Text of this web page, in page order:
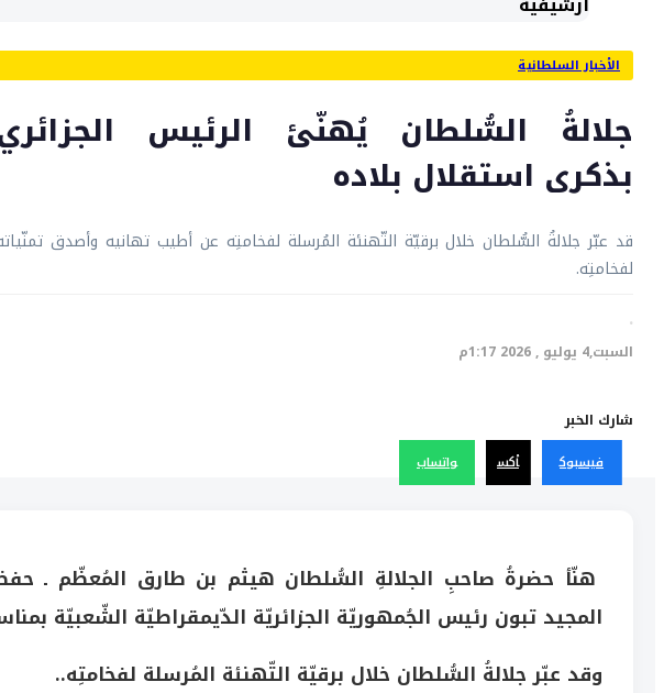
الأخبار السلطانية
جلالةُ السُّلطان يُهنّئ الرئيس
بذكرى استقلال بلاده
قد عبّر جلالةُ السُّلطان خلال برقيّة التّهنئة المُرسلة لفخامتِه عن أطيب تهانيه وأصدق
لفخامتِه.
·
السبت,4 يوليو , 2026 1:17م
شارك الخبر
فيسبوك أكس واتساب
هنّأ حضرةُ صاحبِ الجلالةِ السُّلطان هيثم بن طارق المُعظّم ـ
المجيد تبون رئيس الجُمهوريّة الجزائريّة الدّيمقراطيّة الشّعبيّة
وقد عبّر جلالةُ السُّلطان خلال برقيّة التّهنئة المُرسلة لفخامتِه..